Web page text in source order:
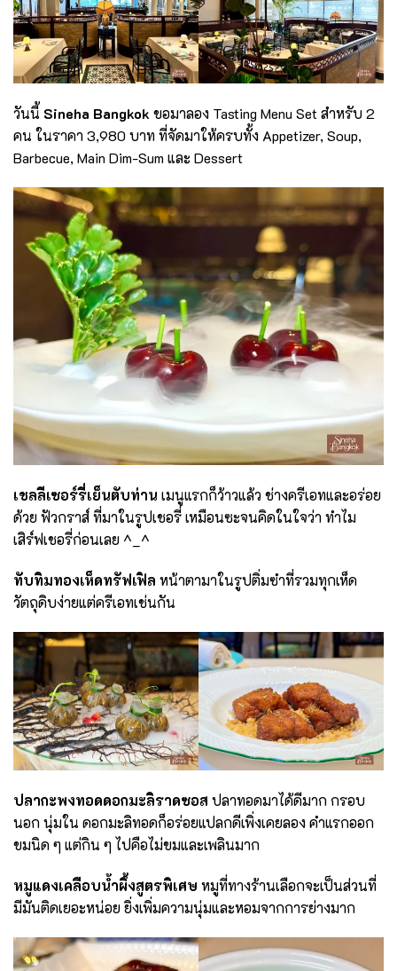
วันนี้ Sineha Bangkok ขอมาลอง Tasting Menu Set สำหรับ 2
คน ในราคา 3,980 บาท ที่จัดมาให้ครบทั้ง Appetizer, Soup,
Barbecue, Main Dim-Sum และ Dessert
เชลลีเซอร์รี่เย็นตับท่าน เมนูแรกก็ว้าวแล้ว ช่างครีเอทและอร่อย
ด้วย ฟัวกราส์ ที่มาในรูปเชอรี่ เหมือนซะจนคิดในใจว่า ทำไม
เสิร์ฟเชอรี่ก่อนเลย ^_^
ทับทิมทองเห็ดทรัฟเฟิล หน้าตามาในรูปติ่มซำที่รวมทุกเห็ด
วัตถุดิบง่ายแต่ครีเอทเช่นกัน
ปลากะพงทอดดอกมะลิราดซอส ปลาทอดมาได้ดีมาก กรอบ
นอก นุ่มใน ดอกมะลิทอดก็อร่อยแปลกดีเพิ่งเคยลอง คำแรกออก
ขมนิด ๆ แต่กิน ๆ ไปคือไม่ขมและเพลินมาก
หมูแดงเคลือบน้ำผึ้งสูตรพิเศษ หมูที่ทางร้านเลือกจะเป็นส่วนที่
มีมันติดเยอะหน่อย ยิ่งเพิ่มความนุ่มและหอมจากการย่างมาก